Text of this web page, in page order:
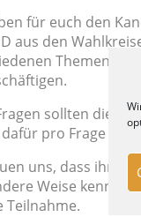
für euch den
aus den
sollten die
pro Frage
uns, dass ihr
Weise
Teilnahme.